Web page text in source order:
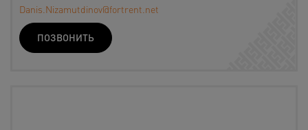
Danis.Nizamutdinov@fortrent.net
ПОЗВОНИТЬ